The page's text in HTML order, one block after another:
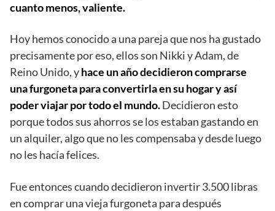
cuanto menos, valiente.
Hoy hemos conocido a una pareja que nos ha gustado
precisamente por eso, ellos son Nikki y Adam, de
Reino Unido, yhace un año decidieron comprarse
una furgoneta para convertirla en su hogar y así
poder viajar por todo el mundo.Decidieron esto
porque todos sus ahorros se los estaban gastando en
un alquiler, algo que no les compensaba y desde luego
no les hacía felices.
Fue entonces cuando decidieron invertir 3.500 libras
en comprar una vieja furgoneta para después